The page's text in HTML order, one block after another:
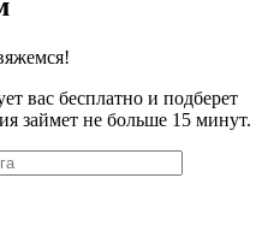
вас бесплатно и подберет
займет не больше 15 минут.